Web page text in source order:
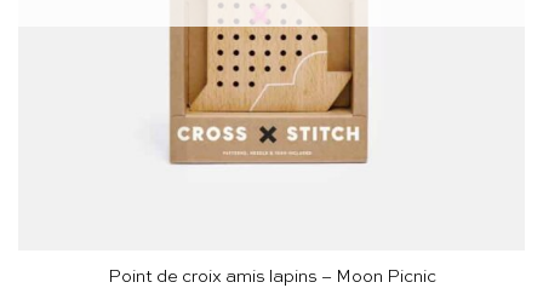
Point de croix amis lapins – Moon Picnic